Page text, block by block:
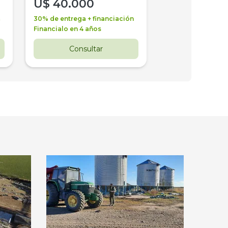
U$ 40.000
30% de entrega + financiación
Financialo en 4 años
Consultar